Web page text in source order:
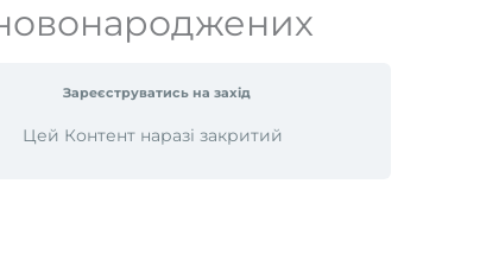
Зареєструватись на захід
Цей Контент наразі закритий